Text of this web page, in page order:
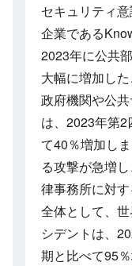
セキュリティ
企業である
2023年に公共
大幅に増加し
政府機関や公
は、2023年第
て40％増加し
る攻撃が急増
律事務所に対す
全体として、
シデントは、
期と比べて95